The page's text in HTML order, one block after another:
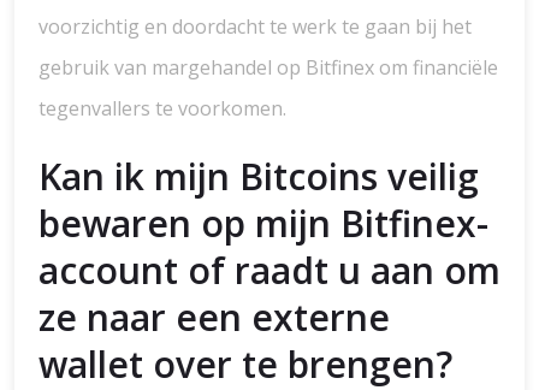
voorzichtig en doordacht te werk te gaan bij het
gebruik van margehandel op Bitfinex om financiële
tegenvallers te voorkomen.
Kan ik mijn Bitcoins veilig
bewaren op mijn Bitfinex-
account of raadt u aan om
ze naar een externe
wallet over te brengen?